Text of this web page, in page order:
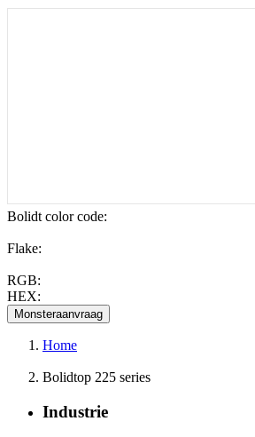
Bolidt color code:
Flake:
RGB:
HEX:
Home
Bolidtop 225 series
Industrie